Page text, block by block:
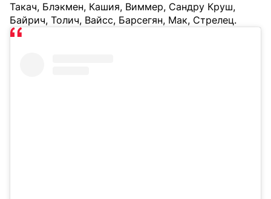
Такач, Блэкмен, Кашия, Виммер, Сандру Круш,
Байрич, Толич, Вайсс, Барсегян, Мак, Стрелец.